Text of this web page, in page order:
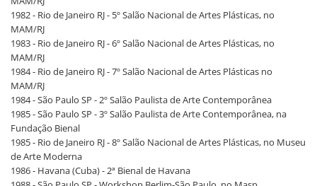
1982 - Rio de Janeiro RJ - 5º Salão Nacional de Artes Plásticas, no
MAM/RJ
1983 - Rio de Janeiro RJ - 6º Salão Nacional de Artes Plásticas, no
MAM/RJ
1984 - Rio de Janeiro RJ - 7º Salão Nacional de Artes Plásticas no
MAM/RJ
1984 - São Paulo SP - 2º Salão Paulista de Arte Contemporânea
1985 - São Paulo SP - 3º Salão Paulista de Arte Contemporânea, na
Fundação Bienal
1985 - Rio de Janeiro RJ - 8º Salão Nacional de Artes Plásticas, no Museu
de Arte Moderna
1986 - Havana (Cuba) - 2ª Bienal de Havana